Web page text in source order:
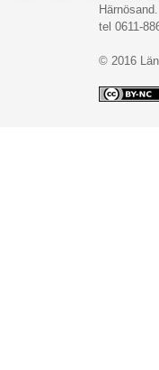
Härnösand.
tel 0611-
© 2016